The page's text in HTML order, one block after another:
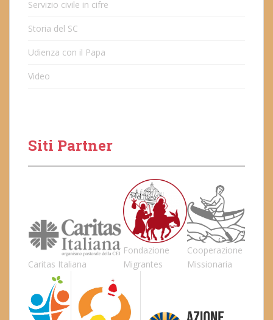
Servizio civile in cifre
Storia del SC
Udienza con il Papa
Video
Siti Partner
Caritas Italiana
Fondazione
Migrantes
Cooperazione
Missionaria